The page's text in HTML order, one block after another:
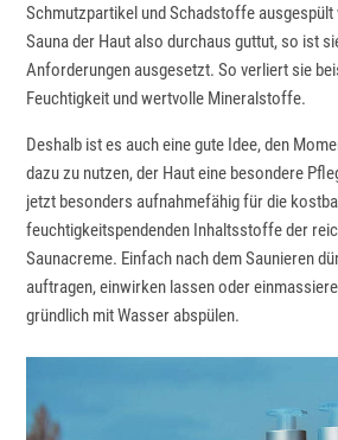
Schmutzpartikel und Schadstoffe ausgespült
Sauna der Haut also durchaus guttut, so ist
Anforderungen ausgesetzt. So verliert sie
Feuchtigkeit und wertvolle Mineralstoffe.
Deshalb ist es auch eine gute Idee, den
dazu zu nutzen, der Haut eine besondere
jetzt besonders aufnahmefähig für die
feuchtigkeitspendenden Inhaltsstoffe der
Saunacreme. Einfach nach dem Saunieren
auftragen, einwirken lassen oder
gründlich mit Wasser abspülen.